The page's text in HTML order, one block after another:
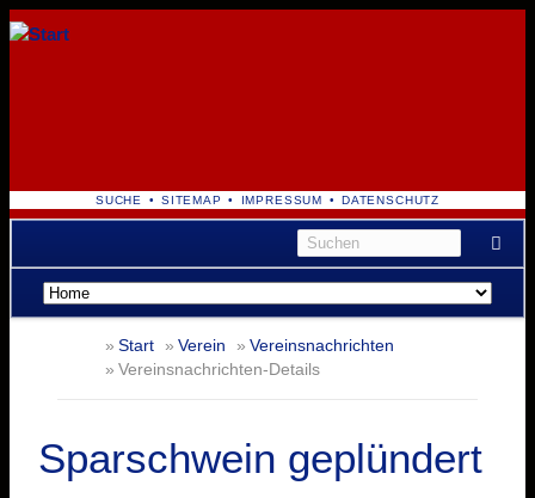
NAVIGATION
ÜBERSPRINGEN
SUCHE SITEMAP IMPRESSUM DATENSCHUTZ
Navigation
überspringen
Start Verein
Vereinsnachrichten
Vereinsnachrichten-Details
Sparschwein geplündert